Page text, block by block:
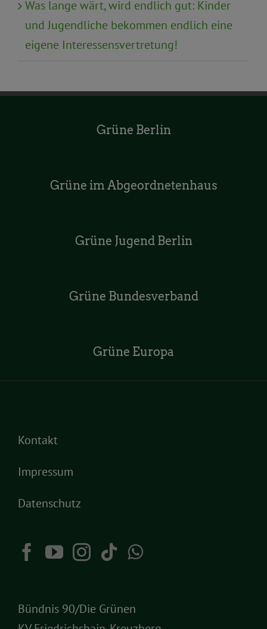
Was lange wärt, wird endlich gut: Kinder
und Jugendliche bekommen endlich eine
eigene Interessensvertretung!
Grüne Berlin
Grüne im Abgeordnetenhaus
Grüne Jugend Berlin
Grüne Bundesverband
Grüne Europa
Kontakt
Impressum
Datenschutz
Bündnis 90/Die Grünen